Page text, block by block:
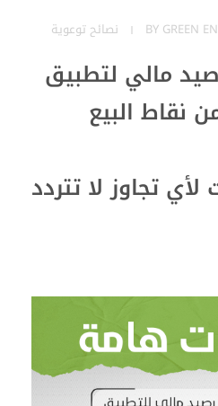
BY GREEN نصائح توعوية
مالي لتطبيق
نقاط البيع
تجاوز لا تتردد